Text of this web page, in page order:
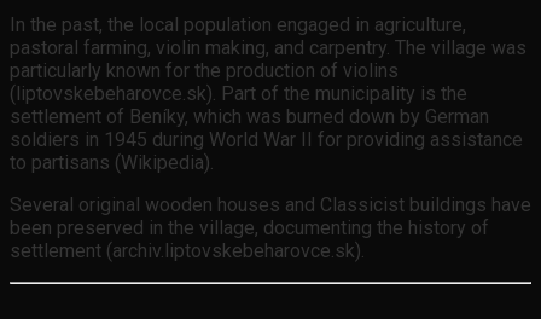
In the past, the local population engaged in agriculture,
pastoral farming, violin making, and carpentry. The village was
particularly known for the production of violins
(liptovskebeharovce.sk). Part of the municipality is the
settlement of Beníky, which was burned down by German
soldiers in 1945 during World War II for providing assistance
to partisans (Wikipedia).
Several original wooden houses and Classicist buildings have
been preserved in the village, documenting the history of
settlement (archiv.liptovskebeharovce.sk).